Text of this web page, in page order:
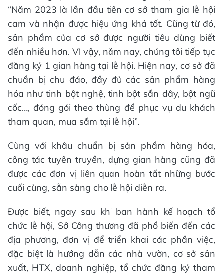
“Năm 2023 là lần đầu tiên cơ sở tham gia lễ hội
cam và nhận được hiệu ứng khá tốt. Cũng từ đó,
sản phẩm của cơ sở được người tiêu dùng biết
đến nhiều hơn. Vì vậy, năm nay, chúng tôi tiếp tục
đăng ký 1 gian hàng tại lễ hội. Hiện nay, cơ sở đã
chuẩn bị chu đáo, đầy đủ các sản phẩm hàng
hóa như tinh bột nghệ, tinh bột sắn dây, bột ngũ
cốc…, đóng gói theo thùng để phục vụ du khách
tham quan, mua sắm tại lễ hội”.
Cùng với khâu chuẩn bị sản phẩm hàng hóa,
công tác tuyên truyền, dựng gian hàng cũng đã
được các đơn vị liên quan hoàn tất những bước
cuối cùng, sẵn sàng cho lễ hội diễn ra.
Được biết, ngay sau khi ban hành kế hoạch tổ
chức lễ hội, Sở Công thương đã phổ biến đến các
địa phương, đơn vị để triển khai các phần việc,
đặc biệt là hướng dẫn các nhà vườn, cơ sở sản
xuất, HTX, doanh nghiệp, tổ chức đăng ký tham